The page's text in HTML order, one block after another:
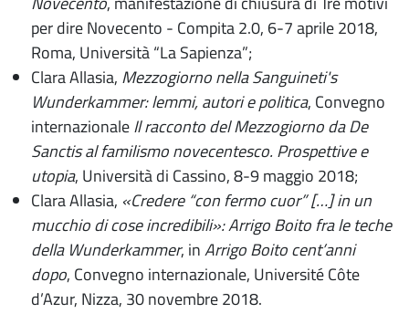
per dire Novecento - Compita 2.0, 6-7 aprile 2018,
Roma, Università “La Sapienza”;
Clara Allasia, Mezzogiorno nella Sanguineti's
Wunderkammer: lemmi, autori e politica, Convegno
internazionaleIl racconto del Mezzogiorno da De
Sanctis al familismo novecentesco. Prospettive e
utopia, Università di Cassino, 8-9 maggio 2018;
Clara Allasia, «Credere “con fermo cuor” […] in un
mucchio di cose incredibili»: Arrigo Boito fra le teche
della Wunderkammer, inArrigo Boito cent’anni
dopo, Convegno internazionale, Université Côte
d’Azur, Nizza, 30 novembre 2018.